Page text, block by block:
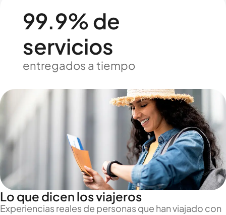
99.9% de
servicios
entregados a tiempo
Lo que dicen los viajeros
Experiencias reales de personas que han viajado con